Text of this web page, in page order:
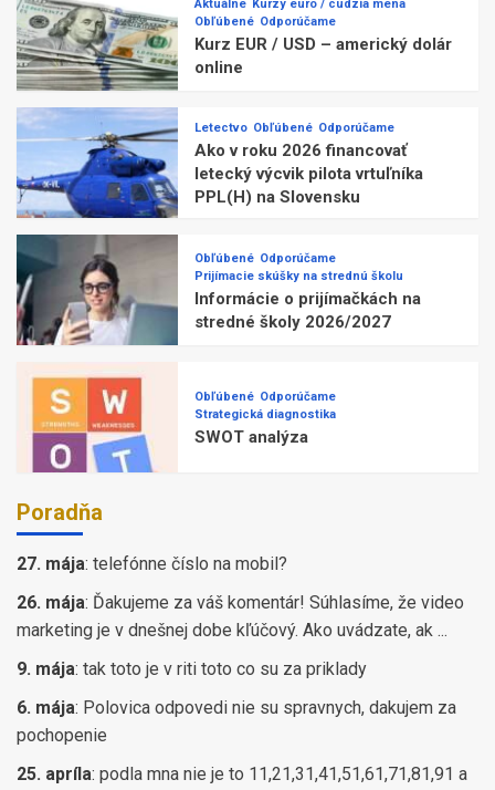
Aktuálne Kurzy euro / cudzia mena
Obľúbené Odporúčame
Kurz EUR / USD – americký dolár
online
Letectvo Obľúbené Odporúčame
Ako v roku 2026 financovať
letecký výcvik pilota vrtuľníka
PPL(H) na Slovensku
Obľúbené Odporúčame
Prijímacie skúšky na strednú školu
Informácie o prijímačkách na
stredné školy 2026/2027
Obľúbené Odporúčame
Strategická diagnostika
SWOT analýza
Poradňa
27. mája: telefónne číslo na mobil?
26. mája: Ďakujeme za váš komentár! Súhlasíme, že video
marketing je v dnešnej dobe kľúčový. Ako uvádzate, ak ...
9. mája: tak toto je v riti toto co su za priklady
6. mája: Polovica odpovedi nie su spravnych, dakujem za
pochopenie
25. apríla: podla mna nie je to 11,21,31,41,51,61,71,81,91 a